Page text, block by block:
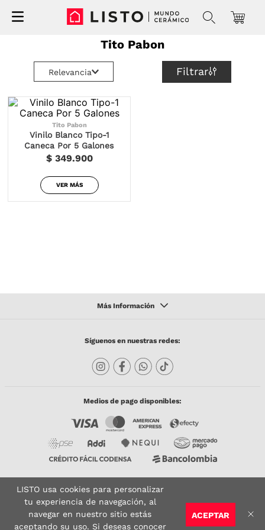
Tito Pabon
Relevancia Filtrar
Tito Pabon
Vinilo Blanco Tipo-1
Caneca Por 5 Galones
$ 349.900
VER MÁS
Síguenos en nuestras redes:
Medios de pago disponibles:
Copyright © 2023 TODACO S.A.S. Listo Mundo Cerámico. All Rights Reserved. Powered
by
Sitio seguro: Vigilado por: Certificado:
ACEPTAR
LISTO usa cookies para personalizar
tu experiencia de navegación, al
navegar en nuestro sitio estás
aceptando su uso. Si deseas conocer